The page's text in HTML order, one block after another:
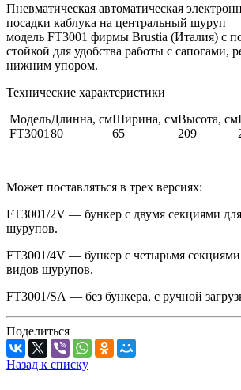
Пневматическая автоматическая
посадки каблука на центральный шуруп
модель FT3001 фирмы Brustia (Италия) с
стойкой для удобства работы с сапогами,
нижним упором.
Технические характеристики
МодельДлинна, смШирина, смВысота, см
FT3001 80 65 209
Может поставляться в трех версиях:
FT3001/2V — бункер с двумя секциями
шурупов.
FT3001/4V — бункер с четырьмя
видов шурупов.
FT3001/SA — без бункера, с ручной
Поделиться
Назад к списку